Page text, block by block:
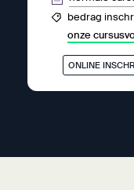
bedrag
onze
ONLINE